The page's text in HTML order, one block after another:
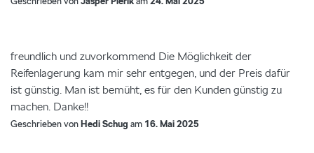
freundlich und zuvorkommend Die Möglichkeit der
Reifenlagerung kam mir sehr entgegen, und der Preis dafür
ist günstig. Man ist bemüht, es für den Kunden günstig zu
machen. Danke!!
Geschrieben vonHedi Schug am 16. Mai 2025